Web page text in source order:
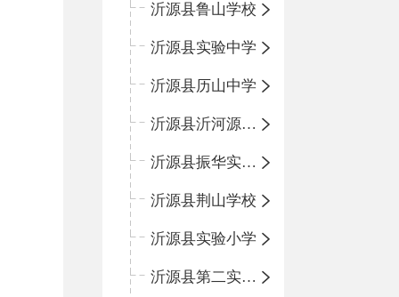
沂源县鲁山学校
沂源县实验中学
沂源县历山中学
沂源县沂河源学校
沂源县振华实验学校
沂源县荆山学校
沂源县实验小学
沂源县第二实验小学